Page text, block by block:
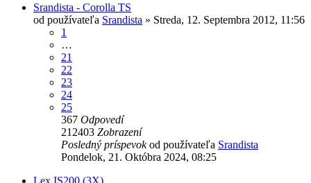
Srandista - Corolla TS
od používateľa Srandista » Streda, 12. Septembra 2012, 11:56
1
…
21
22
23
24
25
367 Odpovedí
212403 Zobrazení
Posledný príspevokod používateľa Srandista
Pondelok, 21. Októbra 2024, 08:25
Lex IS200 (3X)